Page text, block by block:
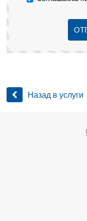
Назад в услуги